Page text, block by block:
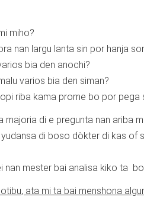
miho?
nan largu lanta sin por hanja
bia den anochi?
varios bia den siman?
riba kama prome bo por pega
majoria di e pregunta nan ariba
di boso dòkter di kas of
nan mester bai analisa kiko ta
ata mi ta bai menshona